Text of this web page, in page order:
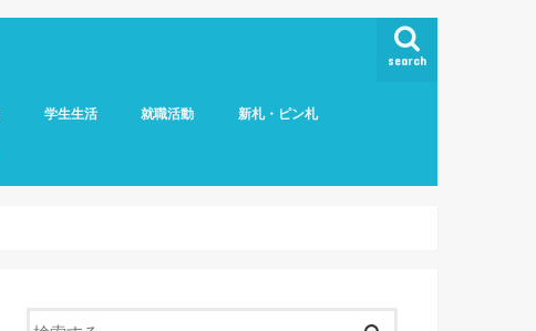
search
学生生活 就職活動 新札・ピン札